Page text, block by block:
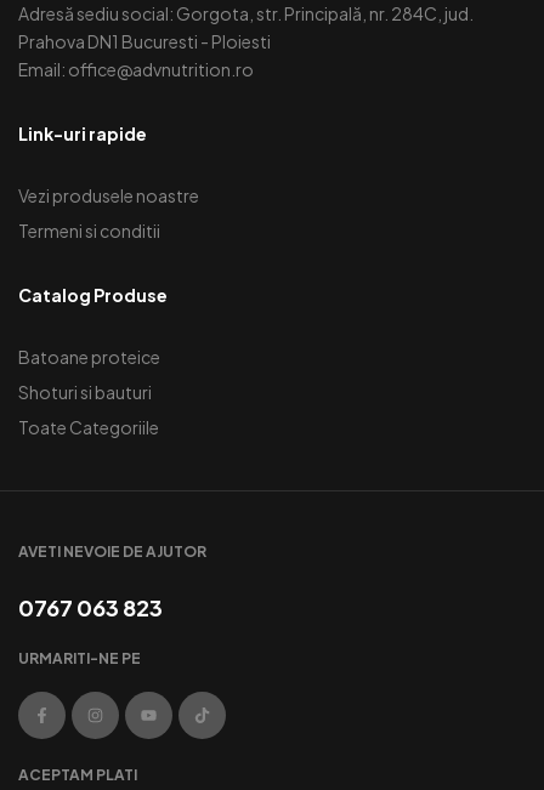
Adresă sediu social: Gorgota, str. Principală, nr. 284C, jud.
Prahova DN1 Bucuresti - Ploiesti
Email: office@advnutrition.ro
Link-uri rapide
Vezi produsele noastre
Termeni si conditii
Catalog Produse
Batoane proteice
Shoturi si bauturi
Toate Categoriile
AVETI NEVOIE DE AJUTOR
0767 063 823
URMARITI-NE PE
ACEPTAM PLATI